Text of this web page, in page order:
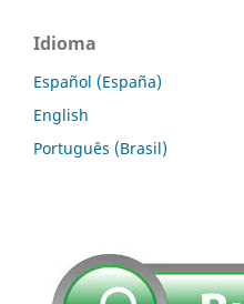
Idioma
Español (España)
English
Português (Brasil)